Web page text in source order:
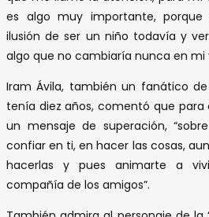
es algo muy importante,
ilusión de ser un niño todavía y
algo que no cambiaría nunca en mi
Iram Ávila, también un fanático
tenía diez años, comentó que para
un mensaje de superación,
confiar en ti, en hacer las cosas,
hacerlas y pues animarte a
compañía de los amigos”.